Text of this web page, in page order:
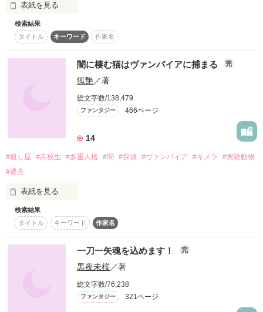
ーーーーーーーーーーーーーーーーーー
pv2000000超えました！！
そして、ジャンル別ランキング、
Berry's cafeにて最高１位！！
そして、読者数400人突破！！
ギャーーーーー！！！
続きは、
只今、地味に執筆中（笑）
読んで下さった読者の皆さま、
本棚inして下さった皆さま、
ファンになって下さった皆さま、
本当にありがとうございます！！！
＊暴力、流血などの表現があります
＊時代背景なんて考えてない言葉も
沢山沢山。
＊ノロノロ更新注意！！(◎_◎;)
*:.＊.:*:｡∞｡:*:.＊.:*:｡∞｡:*:.＊.:* *:.＊.:*:｡∞
読んでやるぜ！o(｀ω´ )o
という方は、
「…おい、黙って聞け。
あたしがこの言葉を使うのは
テメェにだけだ。感謝しろよ？←
■人間嫌いのお面妖狐の少女■
読者数
.-:*:-.380人突破.-:*:-.
レビューありがとうございます(*^^*)
現 海炎三代目総長である
「私のこと、憎いでしょ？」
「お前一体何者だ？」
×
「…俺はお前を絶対に護る」
表紙を見る
2025/6/28
スターツ出版文庫さまにて
『妹に裏切られた後宮の最下妃の私が今宵、ご懐妊いたしまし
た』
と改題＆改稿の上書籍化いたしました。
妖が統べる国・故妖国。
る。
疎まれていた。
しまう。
これも運命かと諦めていた美鶴を助けたのは運命すらもねじ伏
せる妖の帝・弧月だった。
「その力、俺の妻として俺のために使え」
死の運命からすくい上げられ彼の唯一の妻となった美鶴。
一夜だけを供にし、その後は花を一輪贈られるだけの日々。
それでも今までにない穏やかな日々に美鶴の心は癒されてい
検索結果
タイトル
キーワード 作家名
闇に棲む猫はヴァンパイアに捕まる 完
狐艶 ／著
総文字数/138,479
ファンタジー 466ページ
14
#殺し屋 #高校生 #多重人格 #闇 #探偵 #ヴァンパイア #キメラ
#実験動物
#過去
表紙を見る
｢助けてなんて言葉…いつ以来だろう｣
黒条 翠玉（こくじょう すいぎょく）
四人の人格、能力をもつ殺し屋
過去に恐怖を抱いている
検索結果
タイトル
キーワード 作家名
一刀一矢魂を込めます！ 完
黒夜未桜／著
総文字数/76,238
ファンタジー 321ページ